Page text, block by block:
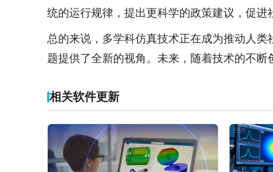
统的运行规律，提出更科学的政策建议，促进
总的来说，多学科仿真技术正在成为推动人
题提供了全新的视角。未来，随着技术的不
相关软件更新